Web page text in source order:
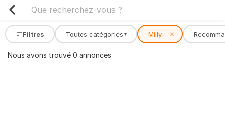
Filtres Toutes catégories ▾ Milly ✕
Nous avons trouvé 0 annonces